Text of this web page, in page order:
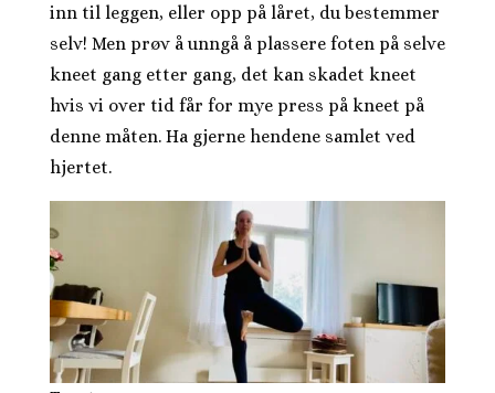
inn til leggen, eller opp på låret, du bestemmer
selv! Men prøv å unngå å plassere foten på selve
kneet gang etter gang, det kan skadet kneet
hvis vi over tid får for mye press på kneet på
denne måten. Ha gjerne hendene samlet ved
hjertet.